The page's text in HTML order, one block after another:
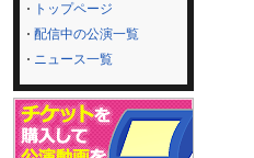
トップページ
配信中の公演一覧
ニュース一覧